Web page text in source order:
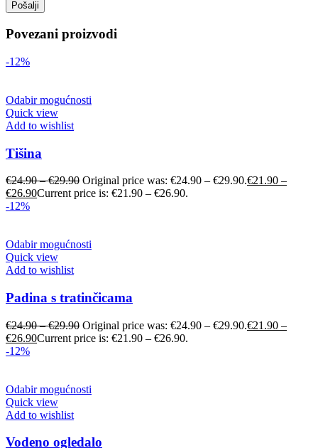
Povezani proizvodi
-12%
Odabir mogućnosti
Quick view
Add to wishlist
Tišina
€24.90–€29.90 Original price was: €24.90 – €29.90.€21.90 –
€26.90Current price is: €21.90 – €26.90.
-12%
Odabir mogućnosti
Quick view
Add to wishlist
Padina s tratinčicama
€24.90–€29.90 Original price was: €24.90 – €29.90.€21.90 –
€26.90Current price is: €21.90 – €26.90.
-12%
Odabir mogućnosti
Quick view
Add to wishlist
Vodeno ogledalo